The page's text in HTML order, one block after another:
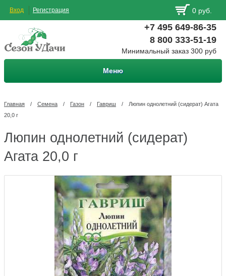
Вход Регистрация 0 руб.
+7 495 649-86-35
8 800 333-51-19
Минимальный заказ 300 руб
Меню
Главная / Семена / Газон / Гавриш /
Люпин однолетний (сидерат) Агата
20,0 г
Люпин однолетний (сидерат)
Агата 20,0 г